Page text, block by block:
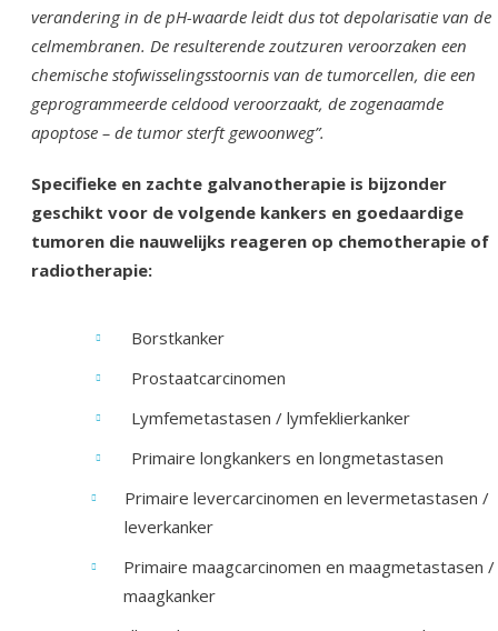
verandering in de pH-waarde leidt dus tot depolarisatie van de
celmembranen. De resulterende zoutzuren veroorzaken een
chemische stofwisselingsstoornis van de tumorcellen, die een
geprogrammeerde celdood veroorzaakt, de zogenaamde
apoptose – de tumor sterft gewoonweg”.
Specifieke en zachte galvanotherapie is bijzonder
geschikt voor de volgende kankers en goedaardige
tumoren die nauwelijks reageren op chemotherapie of
radiotherapie:
Borstkanker
Prostaatcarcinomen
Lymfemetastasen / lymfeklierkanker
Primaire longkankers en longmetastasen
Primaire levercarcinomen en levermetastasen /
leverkanker
Primaire maagcarcinomen en maagmetastasen /
maagkanker